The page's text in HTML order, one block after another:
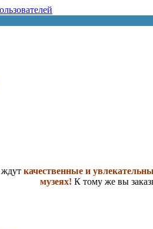
качественные и
музеях! К тому же вы